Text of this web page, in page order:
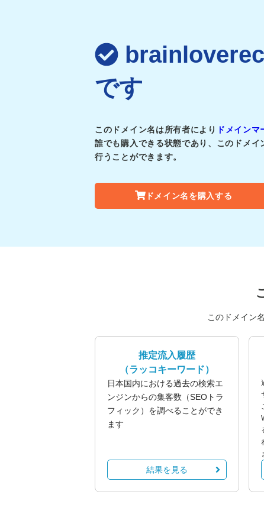
です
このドメイン名は所有者により ドメインマ
誰でも購入できる状態であり、このドメ
行うことができます。
ドメイン名を購入する
このドメイン
推定流入履歴
（ラッコキーワード）
日本国内における過去の検索エ
ンジンからの集客数（SEOトラ
フィック）を調べることができ
ます
結果を見る